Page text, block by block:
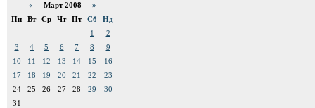
« Март 2008 »
Пн
Вт Ср Чт Пт Сб
Нд
1
2
3
4 5 6 7 8
9
10
11 12 13 14 15
16
17
18 19 20 21 22
23
24
25 26 27 28 29
30
31